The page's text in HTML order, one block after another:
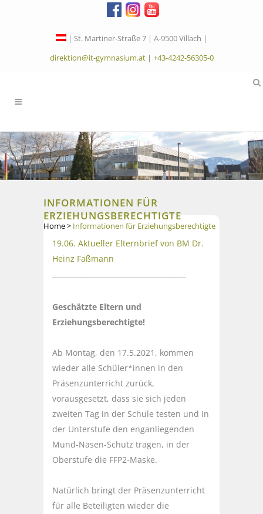
| St. Martiner-Straße 7 | A-9500 Villach |
direktion@it-gymnasium.at| +43-4242-56305-0
INFORMATIONEN FÜR
ERZIEHUNGSBERECHTIGTE
Home> Informationen für Erziehungsberechtigte
19.06. Aktueller Elternbrief von BM Dr.
Heinz Faßmann
Geschätzte Eltern und
Erziehungsberechtigte!
Ab Montag, den 17.5.2021, kommen
wieder alle Schüler*innen in den
Präsenzunterricht zurück,
vorausgesetzt, dass sie sich jeden
zweiten Tag in der Schule testen und in
der Unterstufe den enganliegenden
Mund-Nasen-Schutz tragen, in der
Oberstufe die FFP2-Maske.
Natürlich bringt der Präsenzunterricht
für alle Beteiligten wieder die